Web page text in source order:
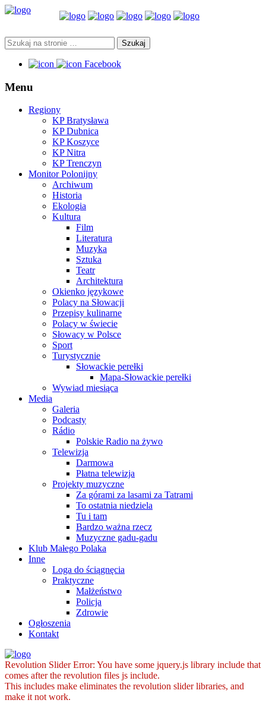
Facebook
Menu
Regiony
KP Bratysława
KP Dubnica
KP Koszyce
KP Nitra
KP Trenczyn
Monitor Polonijny
Archiwum
Historia
Ekologia
Kultura
Film
Literatura
Muzyka
Sztuka
Teatr
Architektura
Okienko językowe
Polacy na Słowacji
Przepisy kulinarne
Polacy w świecie
Słowacy w Polsce
Sport
Turystycznie
Słowackie perełki
Mapa-Słowackie perełki
Wywiad miesiąca
Media
Galeria
Podcasty
Rádio
Polskie Radio na żywo
Telewizja
Darmowa
Płatna telewizja
Projekty muzyczne
Za górami za lasami za Tatrami
To ostatnia niedziela
Tu i tam
Bardzo ważna rzecz
Muzyczne gadu-gadu
Klub Małego Polaka
Inne
Loga do ściągnęcia
Praktyczne
Małżeństwo
Policja
Zdrowie
Ogłoszenia
Kontakt
Revolution Slider Error: You have some jquery.js library include that
comes after the revolution files js include.
This includes make eliminates the revolution slider libraries, and
make it not work.